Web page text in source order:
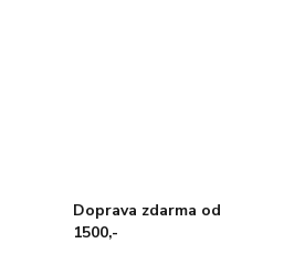
Doprava zdarma od
1500,-